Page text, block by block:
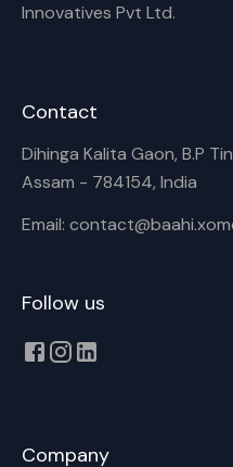
Innovatives Pvt Ltd.
Contact
Dihinga Kalita Gaon, B.P
Assam - 784154, India
Email:
Follow us
Company